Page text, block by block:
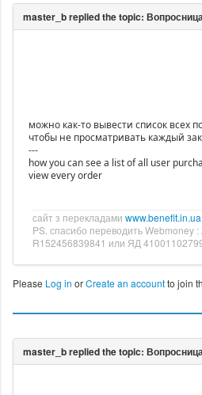
можно как-то вывести список всех
чтобы не просматривать каждый
---
how you can see a list of all user
view every order
сайт з перекладами www.benefit.in.ua
PS. спасибо переводить Webmoney
R152456839841 или ЯД
Please Log in orCreate an accountto join